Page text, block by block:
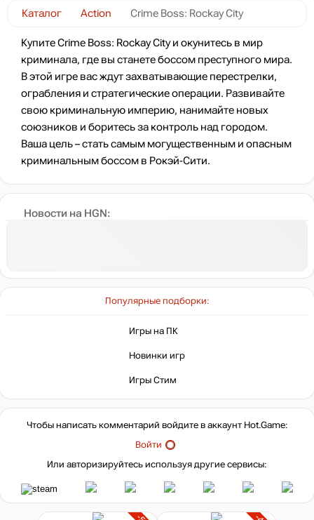
Новости на HGN:
Популярные подборки:
Игры на ПК
Новинки игр
Игры Стим
Каталог Action Crime Boss: Rockay City
Купите Crime Boss: Rockay City и окунитесь в мир
криминала, где вы станете боссом преступного мира.
В этой игре вас ждут захватывающие перестрелки,
ограбления и стратегические операции. Развивайте
свою криминальную империю, нанимайте новых
союзников и боритесь за контроль над городом.
Ваша цель – стать самым могущественным и опасным
криминальным боссом в Рокэй-Сити.
Чтобы написать комментарий войдите в аккаунт Hot.Game:
Войти
Или авторизируйтесь используя другие сервисы: